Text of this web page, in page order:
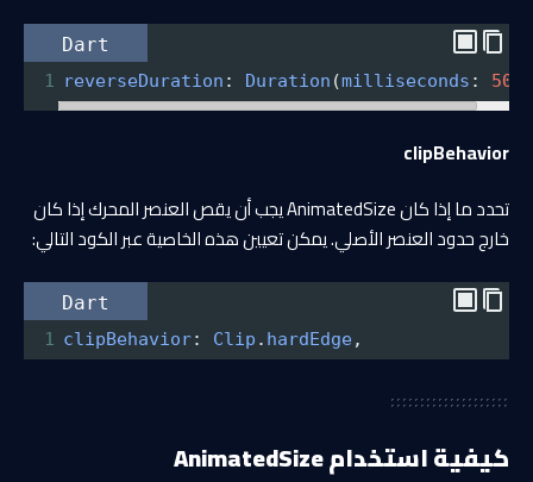
Dart
1 reverseDuration : Duration (milliseconds : 500
clipBehavior
تحدد ما إذا كان AnimatedSize يجب أن يقص العنصر المحرك إذا كان
خارج حدود العنصر الأصلي. يمكن تعيين هذه الخاصية عبر الكود التالي:
Dart
1 clipBehavior: Clip . hardEdge,
كيفية استخدام AnimatedSize